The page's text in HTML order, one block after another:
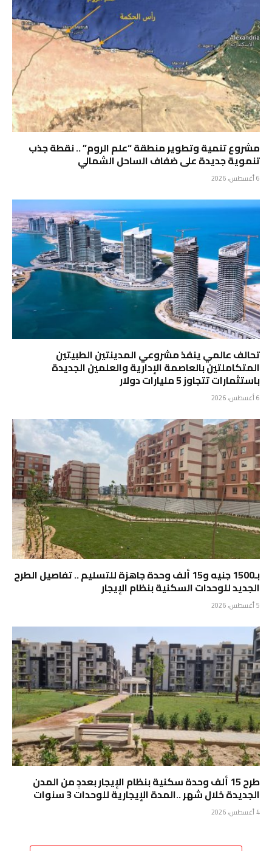
مشروع تنمية وتطوير منطقة “علم الروم” .. نقطة جذب
تنموية جديدة على ضفاف الساحل الشمالي
6 أغسطس، 2026
تحالف عالمي ينفذ مشروعي المدينتين الطبيتين
المتكاملتين بالعاصمة الإدارية والعلمين الجديدة
باستثمارات تتجاوز 5 مليارات دولار
6 أغسطس، 2026
بـ1500 جنيه و15 ألف وحدة جاهزة للتسليم .. تفاصيل الطرح
الجديد للوحدات السكنية بنظام الإيجار
5 أغسطس، 2026
طرح 15 ألف وحدة سكنية بنظام الإيجار بعددٍ من المدن
الجديدة خلال شهر ..المدة الإيجارية للوحدات 3 سنوات
4 أغسطس، 2026